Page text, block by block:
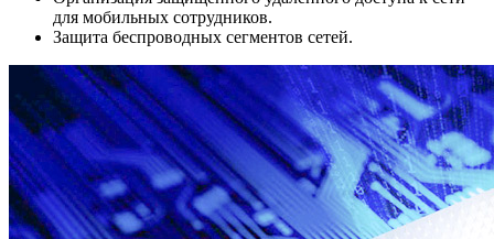
для мобильных сотрудников.
Защита беспроводных сегментов сетей.